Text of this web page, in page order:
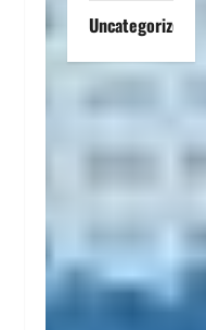
Uncategorized